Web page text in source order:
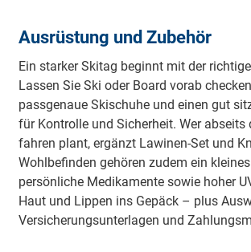
Ausrüstung und Zubehör
Ein starker Skitag beginnt mit der
Lassen Sie Ski oder Board vorab
passgenaue Skischuhe und einen gut
für Kontrolle und Sicherheit. Wer abseits
fahren plant, ergänzt Lawinen-Set und
Wohlbefinden gehören zudem ein
persönliche Medikamente sowie hoher
Haut und Lippen ins Gepäck – plus
Versicherungsunterlagen und